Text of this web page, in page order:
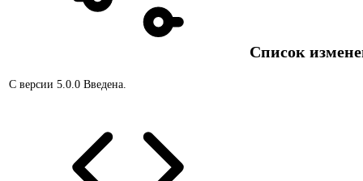
Список
С версии 5.0.0 Введена.